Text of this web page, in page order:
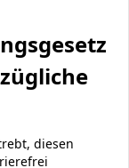
diesen